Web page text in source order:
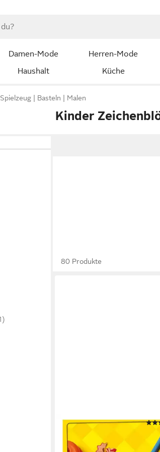
Damen-Mode Herren-Mode
Haushalt Küche
Spielzeug Basteln Malen
Kinder
80 Produkte
IDENA
Malblock Idena 10390 - Idena
Malblock, DIN A4, 100 Blatt,